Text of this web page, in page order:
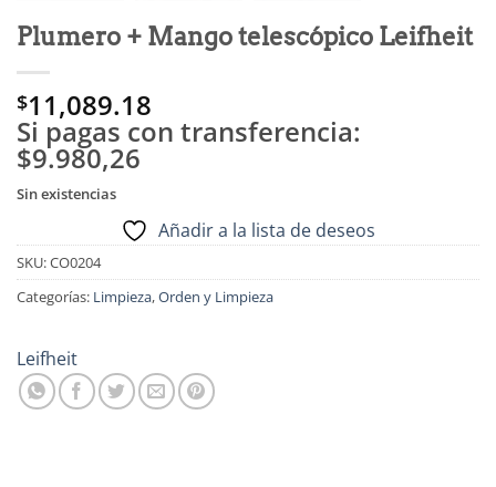
Plumero + Mango telescópico Leifheit
$11,089.18
Si pagas con transferencia:
$9.980,26
Sin existencias
Añadir a la lista de deseos
SKU:CO0204
Categorías: Limpieza,Orden y Limpieza
Leifheit